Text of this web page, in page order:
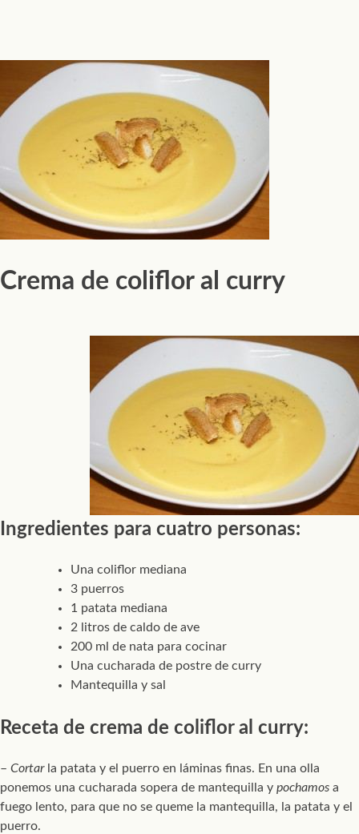
Crema de coliflor al curry
Ingredientes para cuatro personas:
Una coliflor mediana
3 puerros
1 patata mediana
2 litros de caldo de ave
200 ml de nata para cocinar
Una cucharada de postre de curry
Mantequilla y sal
Receta de crema de coliflor al curry:
– Cortarla patata y el puerro en láminas finas. En una olla
ponemos una cucharada sopera de mantequilla y pochamos a
fuego lento, para que no se queme la mantequilla, la patata y el
puerro.